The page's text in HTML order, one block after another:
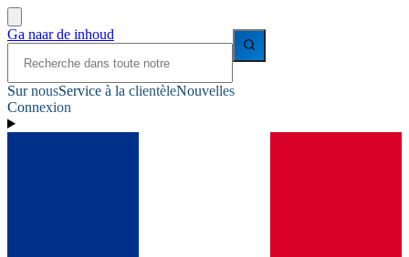
Ga naar de inhoud
Sur nousService à la clientèleNouvelles
Connexion